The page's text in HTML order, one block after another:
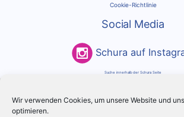
Wir verwenden Cookies, um unsere Website und
optimieren.
Cookie-Richtlinie
Social Media
Schura auf
Suche innerhalb der Schura Seite
nach: